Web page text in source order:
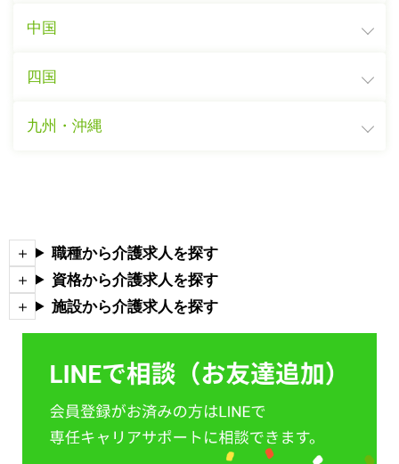
中国
四国
九州・沖縄
職種から介護求人を探す
資格から介護求人を探す
施設から介護求人を探す